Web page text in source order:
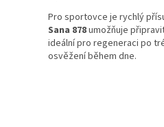
Pro sportovce je rychlý
Sana 878umožňuje
ideální pro regeneraci po
osvěžení během dne.